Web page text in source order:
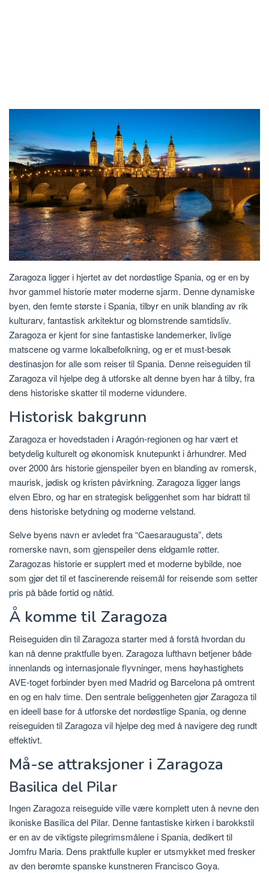
Zaragoza ligger i hjertet av det nordøstlige Spania, og er en by
hvor gammel historie møter moderne sjarm. Denne dynamiske
byen, den femte største i Spania, tilbyr en unik blanding av rik
kulturarv, fantastisk arkitektur og blomstrende samtidsliv.
Zaragoza er kjent for sine fantastiske landemerker, livlige
matscene og varme lokalbefolkning, og er et must-besøk
destinasjon for alle som reiser til Spania. Denne reiseguiden til
Zaragoza vil hjelpe deg å utforske alt denne byen har å tilby, fra
dens historiske skatter til moderne vidundere.
Historisk bakgrunn
Zaragoza er hovedstaden i Aragón-regionen og har vært et
betydelig kulturelt og økonomisk knutepunkt i århundrer. Med
over 2000 års historie gjenspeiler byen en blanding av romersk,
maurisk, jødisk og kristen påvirkning. Zaragoza ligger langs
elven Ebro, og har en strategisk beliggenhet som har bidratt til
dens historiske betydning og moderne velstand.
Selve byens navn er avledet fra “Caesaraugusta”, dets
romerske navn, som gjenspeiler dens eldgamle røtter.
Zaragozas historie er supplert med et moderne bybilde, noe
som gjør det til et fascinerende reisemål for reisende som setter
pris på både fortid og nåtid.
Å komme til Zaragoza
Reiseguiden din til Zaragoza starter med å forstå hvordan du
kan nå denne praktfulle byen. Zaragoza lufthavn betjener både
innenlands og internasjonale flyvninger, mens høyhastighets
AVE-toget forbinder byen med Madrid og Barcelona på omtrent
en og en halv time. Den sentrale beliggenheten gjør Zaragoza til
en ideell base for å utforske det nordøstlige Spania, og denne
reiseguiden til Zaragoza vil hjelpe deg med å navigere deg rundt
effektivt.
Må-se attraksjoner i Zaragoza
Basilica del Pilar
Ingen Zaragoza reiseguide ville være komplett uten å nevne den
ikoniske Basilica del Pilar. Denne fantastiske kirken i barokkstil
er en av de viktigste pilegrimsmålene i Spania, dedikert til
Jomfru Maria. Dens praktfulle kupler er utsmykket med fresker
av den berømte spanske kunstneren Francisco Goya.